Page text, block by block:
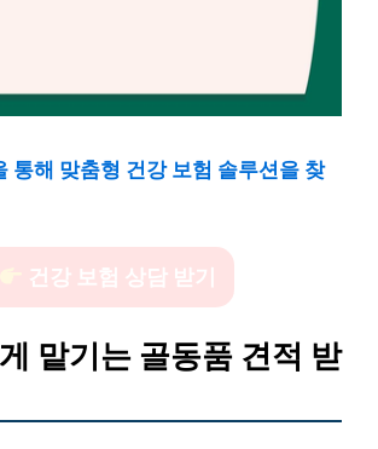
통해 맞춤형 건강 보험 솔루션을 찾
건강 보험 상담 받기
맡기는 골동품 견적 받